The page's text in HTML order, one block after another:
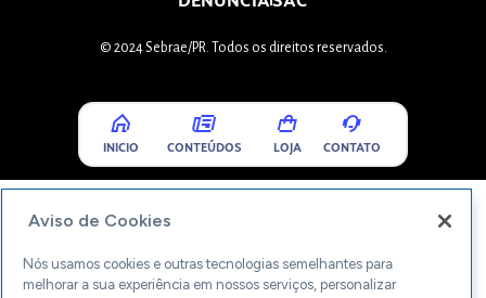
© 2024 Sebrae/PR. Todos os direitos reservados.
INICIO CONTEÚDOS LOJA CONTATO
Aviso de Cookies
Nós usamos cookies e outras tecnologias semelhantes para
melhorar a sua experiência em nossos serviços, personalizar